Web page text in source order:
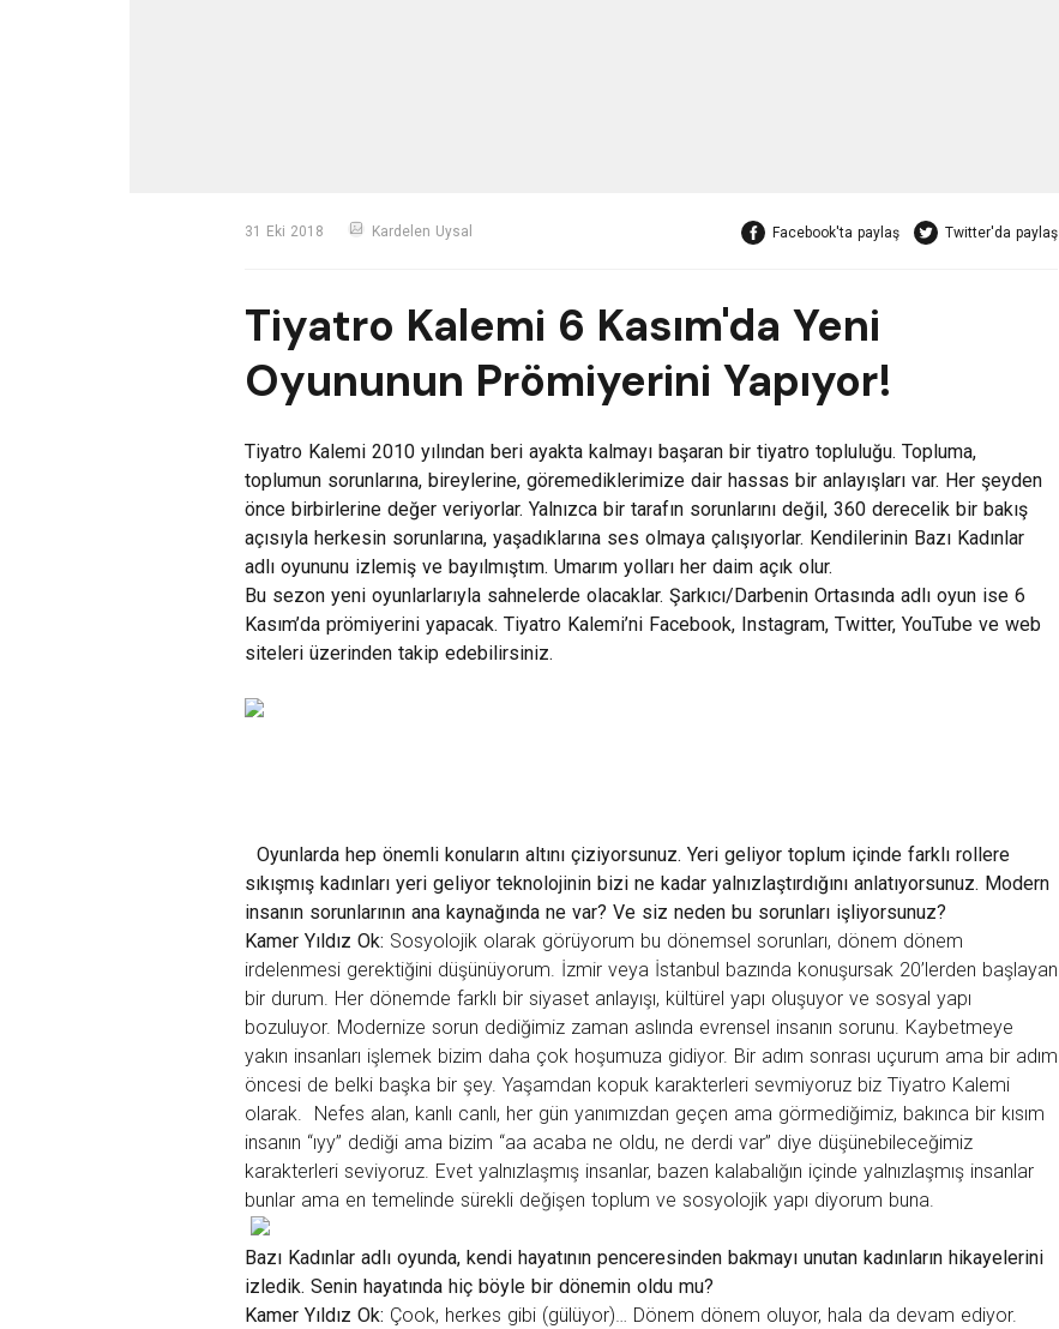
31 Eki 2018 Kardelen Uysal Facebook'ta paylaş Twitter'da paylaş
Tiyatro Kalemi 6 Kasım'da Yeni
Oyununun Prömiyerini Yapıyor!
Tiyatro Kalemi 2010 yılından beri ayakta kalmayı başaran bir tiyatro topluluğu. Topluma,
toplumun sorunlarına, bireylerine, göremediklerimize dair hassas bir anlayışları var. Her şeyden
önce birbirlerine değer veriyorlar. Yalnızca bir tarafın sorunlarını değil, 360 derecelik bir bakış
açısıyla herkesin sorunlarına, yaşadıklarına ses olmaya çalışıyorlar. Kendilerinin Bazı Kadınlar
adlı oyununu izlemiş ve bayılmıştım. Umarım yolları her daim açık olur.
Bu sezon yeni oyunlarlarıyla sahnelerde olacaklar. Şarkıcı/Darbenin Ortasında adlı oyun ise 6
Kasım’da prömiyerini yapacak. Tiyatro Kalemi’ni Facebook, Instagram, Twitter, YouTube ve web
siteleri üzerinden takip edebilirsiniz.
Oyunlarda hep önemli konuların altını çiziyorsunuz. Yeri geliyor toplum içinde farklı rollere
sıkışmış kadınları yeri geliyor teknolojinin bizi ne kadar yalnızlaştırdığını anlatıyorsunuz. Modern
insanın sorunlarının ana kaynağında ne var? Ve siz neden bu sorunları işliyorsunuz?
Kamer Yıldız Ok: Sosyolojik olarak görüyorum bu dönemsel sorunları, dönem dönem
irdelenmesi gerektiğini düşünüyorum. İzmir veya İstanbul bazında konuşursak 20’lerden başlayan
bir durum. Her dönemde farklı bir siyaset anlayışı, kültürel yapı oluşuyor ve sosyal yapı
bozuluyor. Modernize sorun dediğimiz zaman aslında evrensel insanın sorunu. Kaybetmeye
yakın insanları işlemek bizim daha çok hoşumuza gidiyor. Bir adım sonrası uçurum ama bir adım
öncesi de belki başka bir şey. Yaşamdan kopuk karakterleri sevmiyoruz biz Tiyatro Kalemi
olarak. Nefes alan, kanlı canlı, her gün yanımızdan geçen ama görmediğimiz, bakınca bir kısım
insanın “ıyy” dediği ama bizim “aa acaba ne oldu, ne derdi var” diye düşünebileceğimiz
karakterleri seviyoruz. Evet yalnızlaşmış insanlar, bazen kalabalığın içinde yalnızlaşmış insanlar
bunlar ama en temelinde sürekli değişen toplum ve sosyolojik yapı diyorum buna.
Bazı Kadınlar adlı oyunda, kendi hayatının penceresinden bakmayı unutan kadınların hikayelerini
izledik. Senin hayatında hiç böyle bir dönemin oldu mu?
Kamer Yıldız Ok: Çook, herkes gibi (gülüyor)… Dönem dönem oluyor, hala da devam ediyor.